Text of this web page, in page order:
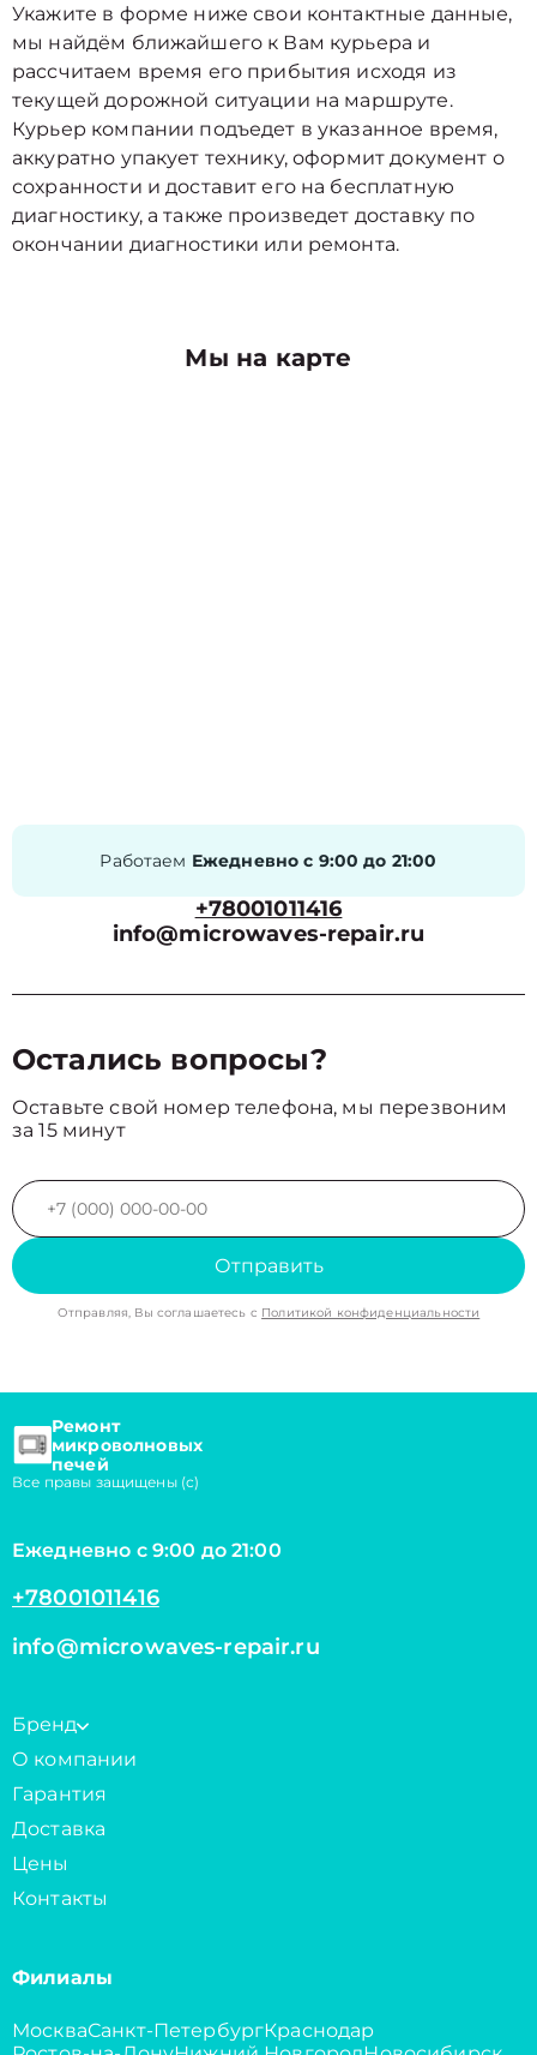
Укажите в форме ниже свои контактные данные,
мы найдём ближайшего к Вам курьера и
рассчитаем время его прибытия исходя из
текущей дорожной ситуации на маршруте.
Курьер компании подъедет в указанное время,
аккуратно упакует технику, оформит документ о
сохранности и доставит его на бесплатную
диагностику, а также произведет доставку по
окончании диагностики или ремонта.
Мы на карте
Работаем Ежедневно с 9:00 до 21:00
+78001011416
info@microwaves-repair.ru
Остались вопросы?
Оставьте свой номер телефона, мы перезвоним
за 15 минут
Отправить
Отправляя, Вы соглашаетесь с Политикой конфиденциальности
Ремонт
микроволновых
печей
Все правы защищены (с)
Ежедневно с 9:00 до 21:00
+78001011416
info@microwaves-repair.ru
Бренд
О компании
Гарантия
Доставка
Цены
Контакты
Филиалы
МоскваСанкт-ПетербургКраснодар